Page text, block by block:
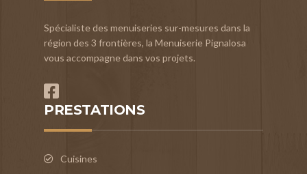
Spécialiste des menuiseries sur-mesures dans la
région des 3 frontières, la Menuiserie Pignalosa
vous accompagne dans vos projets.
PRESTATIONS
Cuisines